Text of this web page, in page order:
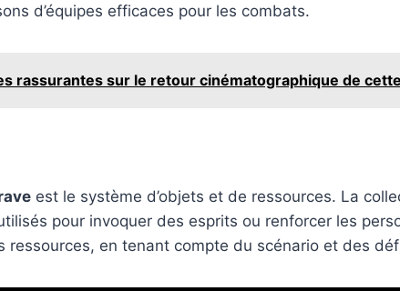
d’équipes efficaces pour les combats.
rassurantes sur le retour cinématographique de
est le système d’objets et de ressources. La
pour invoquer des esprits ou renforcer les
ressources, en tenant compte du scénario et des